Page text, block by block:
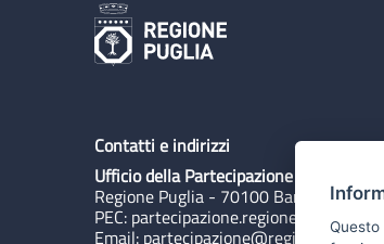
Contatti e indirizzi
Ufficio della Partecipazione
Regione Puglia - 70100 Bari,
PEC:
Email: partecipazione@regione.puglia.it